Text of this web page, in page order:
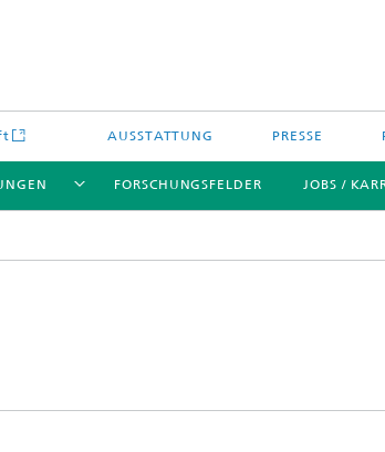
AUSSTATTUNG PRESSE
FORSCHUNGSFELDER JOBS /